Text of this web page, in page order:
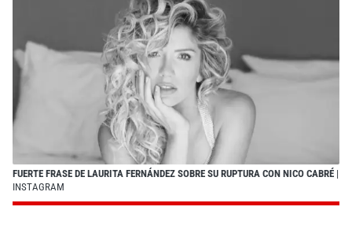
FUERTE FRASE DE LAURITA FERNÁNDEZ SOBRE SU RUPTURA CON NICO CABRÉ |
INSTAGRAM